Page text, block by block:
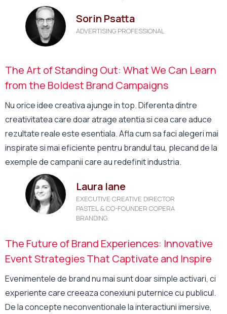
Sorin Psatta
ADVERTISING PROFESSIONAL
The Art of Standing Out: What We Can Learn
from the Boldest Brand Campaigns
Nu orice idee creativa ajunge in top. Diferenta dintre
creativitatea care doar atrage atentia si cea care aduce
rezultate reale este esentiala. Afla cum sa faci alegeri mai
inspirate si mai eficiente pentru brandul tau, plecand de la
exemple de campanii care au redefinit industria.
Laura Iane
EXECUTIVE CREATIVE DIRECTOR
PASTEL & CO-FOUNDER COPERA
BRANDING
The Future of Brand Experiences: Innovative
Event Strategies That Captivate and Inspire
Evenimentele de brand nu mai sunt doar simple activari, ci
experiente care creeaza conexiuni puternice cu publicul.
De la concepte neconventionale la interactiuni imersive,